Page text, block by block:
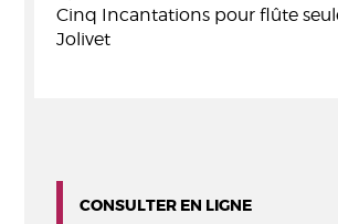
Cinq Incantations pour flûte
Jolivet
CONSULTER EN LIGNE